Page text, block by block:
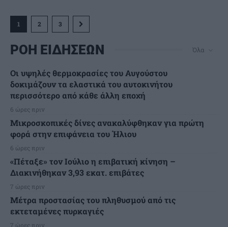
1 2 3
ΡΟΗ ΕΙΔΗΣΕΩΝ Όλα
Οι υψηλές θερμοκρασίες του Αυγούστου
δοκιμάζουν τα ελαστικά του αυτοκινήτου
περισσότερο από κάθε άλλη εποχή
6 ώρες πριν
Μικροσκοπικές δίνες ανακαλύφθηκαν για πρώτη
φορά στην επιφάνεια του Ήλιου
6 ώρες πριν
«Πέταξε» τον Ιούλιο η επιβατική κίνηση –
Διακινήθηκαν 3,93 εκατ. επιβάτες
7 ώρες πριν
Μέτρα προστασίας του πληθυσμού από τις
εκτεταμένες πυρκαγιές
7 ώρες πριν